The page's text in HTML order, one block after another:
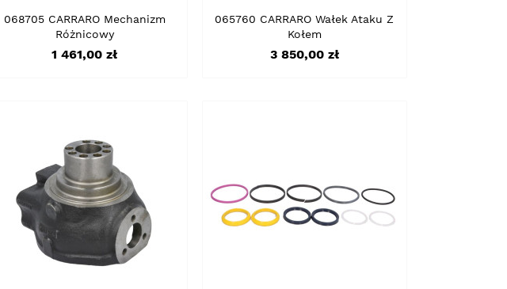
068705 CARRARO Mechanizm
Różnicowy
Cena
1 461,00 zł
065760 CARRARO Wałek Ataku Z
Kołem
Cena
3 850,00 zł